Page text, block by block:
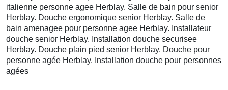
italienne personne agee Herblay. Salle de bain pour senior
Herblay. Douche ergonomique senior Herblay. Salle de
bain amenagee pour personne agee Herblay. Installateur
douche senior Herblay. Installation douche securisee
Herblay. Douche plain pied senior Herblay. Douche pour
personne agée Herblay. Installation douche pour personnes
agées